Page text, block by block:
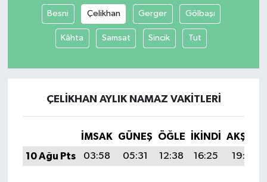
Besni Çelikhan Gerger Gölbaşı
Kâhta Samsat Sincik Tut
ÇELIKHAN AYLIK NAMAZ VAKITLERI
İMSAK GÜNEŞ ÖĞLE İKINDI
AKŞAM
10 Ağu Pts
03:58 05:31 12:38 16:25 19:35